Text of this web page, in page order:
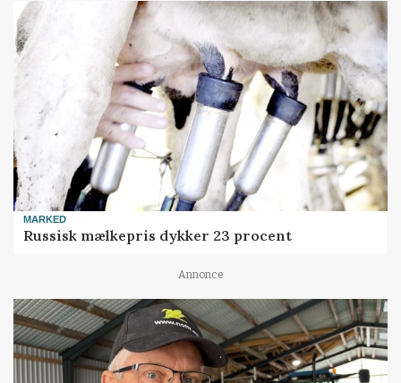
MARKED
Russisk mælkepris dykker 23 procent
Annonce